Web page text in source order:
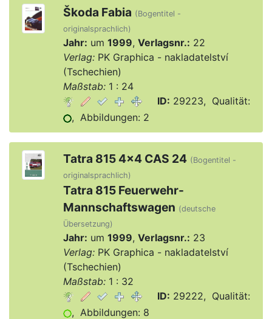
Škoda Fabia (Bogentitel -
originalsprachlich)
Jahr: um 1999, Verlagsnr.: 22
Verlag:PK Graphica - nakladatelství
(Tschechien)
Maßstab:1 : 24
ID: 29223, Qualität:
, Abbildungen: 2
Tatra 815 4x4 CAS 24 (Bogentitel -
originalsprachlich)
Tatra 815 Feuerwehr-
Mannschaftswagen (deutsche
Übersetzung)
Jahr: um 1999, Verlagsnr.: 23
Verlag:PK Graphica - nakladatelství
(Tschechien)
Maßstab:1 : 32
ID: 29222, Qualität:
, Abbildungen: 8